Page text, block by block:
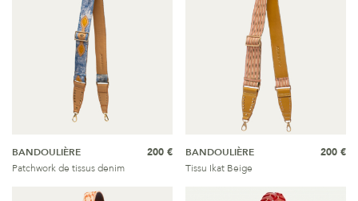
BANDOULIÈRE
Patchwork de tissus denim
200 €
BANDOULIÈRE
Tissu Ikat Beige
200 €